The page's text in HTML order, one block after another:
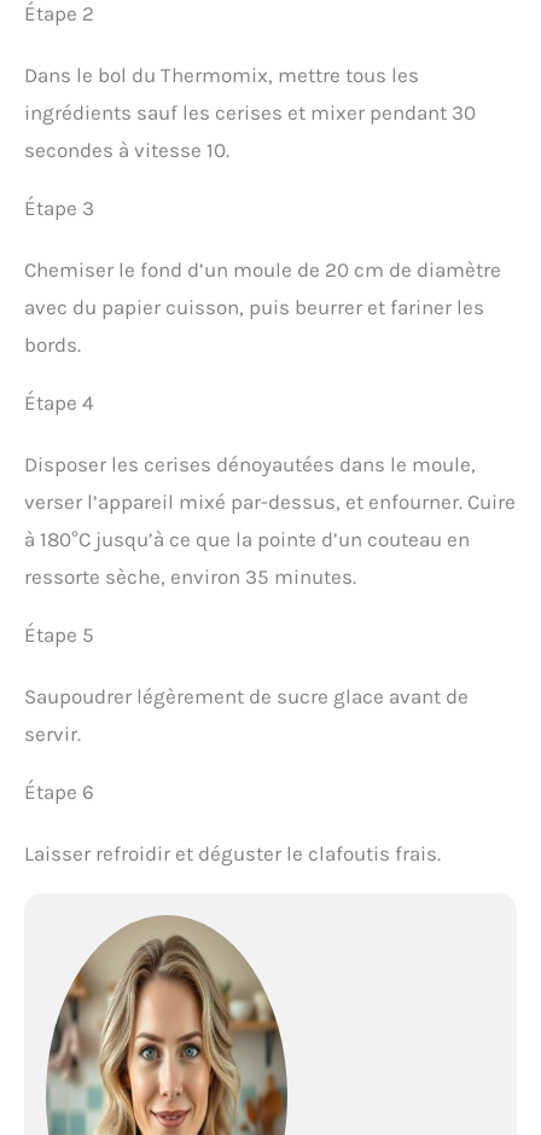
Étape 2
Dans le bol du Thermomix, mettre tous les
ingrédients sauf les cerises et mixer pendant 30
secondes à vitesse 10.
Étape 3
Chemiser le fond d’un moule de 20 cm de diamètre
avec du papier cuisson, puis beurrer et fariner les
bords.
Étape 4
Disposer les cerises dénoyautées dans le moule,
verser l’appareil mixé par-dessus, et enfourner. Cuire
à 180°C jusqu’à ce que la pointe d’un couteau en
ressorte sèche, environ 35 minutes.
Étape 5
Saupoudrer légèrement de sucre glace avant de
servir.
Étape 6
Laisser refroidir et déguster le clafoutis frais.